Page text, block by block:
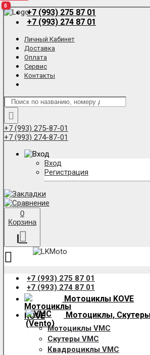
+7 (993) 275 87 01
+7 (993) 274 87 01
Личный Кабинет
Доставка
Оплата
Сервис
Контакты
0
+7 (993) 275-87-01
+7 (993) 274-87-01
Вход
Регистрация
0
0
Корзина
+7 (993) 275 87 01
+7 (993) 274 87 01
Мотоциклы KOVE
Мотоциклы,
Мотоциклы VMC
Скутеры VMC
Квадроциклы VMC
0